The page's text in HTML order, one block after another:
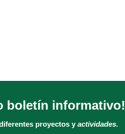
boletín informativo!
proyectos y actividades.